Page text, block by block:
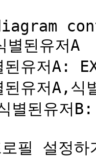
된유저A
유저A:
유저A,식
별된유
필 설정하